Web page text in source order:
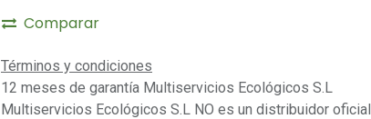
Comparar
Términos y condiciones
12 meses de garantía Multiservicios Ecológicos S.L
Multiservicios Ecológicos S.L NO es un distribuidor oficial